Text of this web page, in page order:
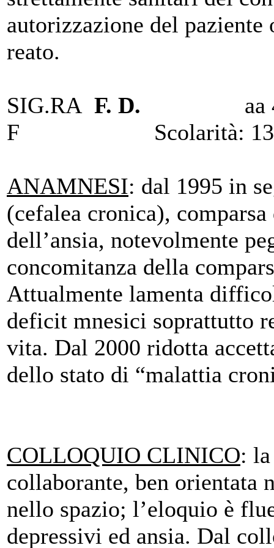
autorizzazione del
reato.
SIG.RA F. D.
aa
F Scolarità: 13
ANAMNESI: dal 1995 in
(cefalea cronica),
dell’ansia, notevolmente
concomitanza della
Attualmente lamenta
deficit mnesici soprattutto
vita. Dal 2000 ridotta
dello stato di “malattia
COLLOQUIO CLINICO:
collaborante, ben orientata
nello spazio; l’eloquio è
depressivi ed ansia. Dal